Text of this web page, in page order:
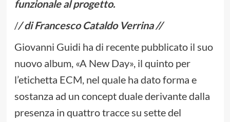
funzionale al progetto.
// di Francesco Cataldo Verrina //
Giovanni Guidi ha di recente pubblicato il suo
nuovo album, «A New Day», il quinto per
l’etichetta ECM, nel quale ha dato forma e
sostanza ad un concept duale derivante dalla
presenza in quattro tracce su sette del